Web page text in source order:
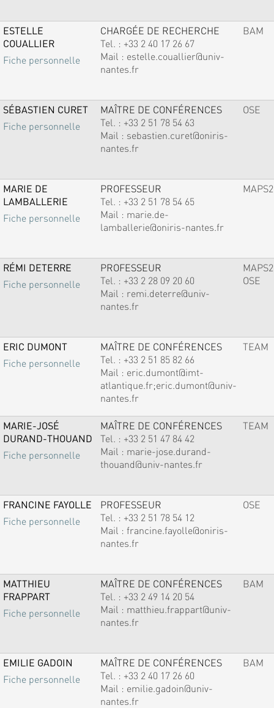
ESTELLE
COUALLIER
Fiche personnelle
CHARGÉE DE RECHERCHE
Tel. : +33 2 40 17 26 67
Mail : estelle.couallier@univ-
nantes.fr
BAM
SÉBASTIEN CURET
Fiche personnelle
MAÎTRE DE CONFÉRENCES
Tel. : +33 2 51 78 54 63
Mail : sebastien.curet@oniris-
nantes.fr
OSE
MARIE DE
LAMBALLERIE
Fiche personnelle
PROFESSEUR
Tel. : +33 2 51 78 54 65
Mail : marie.de-
lamballerie@oniris-nantes.fr
MAPS2
RÉMI DETERRE
Fiche personnelle
PROFESSEUR
Tel. : +33 2 28 09 20 60
Mail : remi.deterre@univ-
nantes.fr
MAPS2
OSE
ERIC DUMONT
Fiche personnelle
MAÎTRE DE CONFÉRENCES
Tel. : +33 2 51 85 82 66
Mail : eric.dumont@imt-
atlantique.fr;eric.dumont@univ-
nantes.fr
TEAM
MARIE-JOSÉ
DURAND-THOUAND
Fiche personnelle
MAÎTRE DE CONFÉRENCES
Tel. : +33 2 51 47 84 42
Mail : marie-jose.durand-
thouand@univ-nantes.fr
TEAM
FRANCINE FAYOLLE
Fiche personnelle
PROFESSEUR
Tel. : +33 2 51 78 54 12
Mail : francine.fayolle@oniris-
nantes.fr
OSE
MATTHIEU
FRAPPART
Fiche personnelle
MAÎTRE DE CONFÉRENCES
Tel. : +33 2 49 14 20 54
Mail : matthieu.frappart@univ-
nantes.fr
BAM
EMILIE GADOIN
Fiche personnelle
MAÎTRE DE CONFÉRENCES
Tel. : +33 2 40 17 26 60
Mail : emilie.gadoin@univ-
nantes.fr
BAM